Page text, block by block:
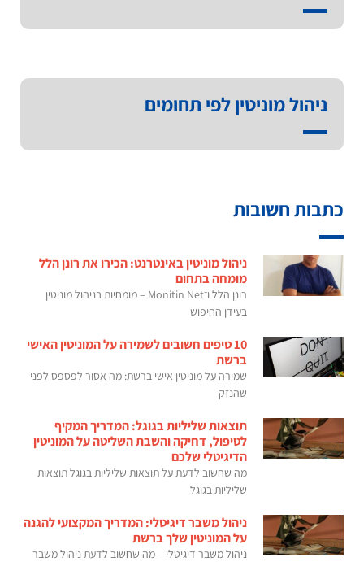
ניהול מוניטין לפי תחומים
כתבות חשובות
ניהול מוניטין באינטרנט: הכירו את רונן הלל
מומחה בתחום
רונן הלל ו־Monitin Net – מומחיות בניהול מוניטין
בעידן החיפוש
10 טיפים חשובים לשמירה על המוניטין האישי
ברשת
שמירה על מוניטין אישי ברשת: מה אסור לפספס לפני
שהנזק
תוצאות שליליות בגוגל: המדריך המקיף
לטיפול, דחיקה והשבת השליטה על המוניטין
הדיגיטלי שלכם
מה שחשוב לדעת על תוצאות שליליות בגוגל תוצאות
שליליות בגוגל
ניהול משבר דיגיטלי: המדריך המקצועי להגנה
על המוניטין שלך ברשת
ניהול משבר דיגיטלי – מה שחשוב לדעת ניהול משבר